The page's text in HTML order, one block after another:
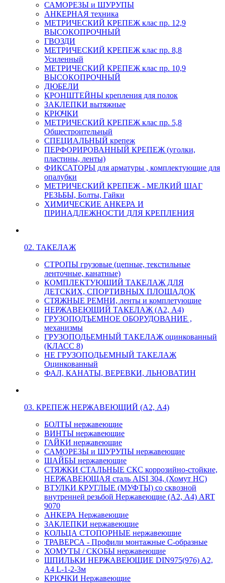
САМОРЕЗЫ и ШУРУПЫ
АНКЕРНАЯ техника
МЕТРИЧЕСКИЙ КРЕПЕЖ клас пр. 12,9
ВЫСОКОПРОЧНЫЙ
ГВОЗДИ
МЕТРИЧЕСКИЙ КРЕПЕЖ клас пр. 8,8
Усиленный
МЕТРИЧЕСКИЙ КРЕПЕЖ клас пр. 10,9
ВЫСОКОПРОЧНЫЙ
ДЮБЕЛИ
КРОНШТЕЙНЫ крепления для полок
ЗАКЛЕПКИ вытяжные
КРЮЧКИ
МЕТРИЧЕСКИЙ КРЕПЕЖ клас пр. 5,8
Общестроительный
СПЕЦИАЛЬНЫЙ крепеж
ПЕРФОРИРОВАННЫЙ КРЕПЕЖ (уголки,
пластины, ленты)
ФИКСАТОРЫ для арматуры , комплектующие для
опалубки
МЕТРИЧЕСКИЙ КРЕПЕЖ - МЕЛКИЙ ШАГ
РЕЗЬБЫ, Болты, Гайки
ХИМИЧЕСКИЕ АНКЕРА И
ПРИНАДЛЕЖНОСТИ ДЛЯ КРЕПЛЕНИЯ
02. ТАКЕЛАЖ
СТРОПЫ грузовые (цепные, текстильные
ленточные, канатные)
КОМПЛЕКТУЮЩИЙ ТАКЕЛАЖ ДЛЯ
ДЕТСКИХ, СПОРТИВНЫХ ПЛОЩАДОК
СТЯЖНЫЕ РЕМНИ, ленты и комплетующие
НЕРЖАВЕЮЩИЙ ТАКЕЛАЖ (А2, А4)
ГРУЗОПОДЪЕМНОЕ ОБОРУДОВАНИЕ ,
механизмы
ГРУЗОПОДЬЕМНЫЙ ТАКЕЛАЖ оцинкованный
(КЛАСС 8)
НЕ ГРУЗОПОДЬЕМНЫЙ ТАКЕЛАЖ
Оцинкованный
ФАЛ, КАНАТЫ, ВЕРЕВКИ, ЛЬНОВАТИН
03. КРЕПЕЖ НЕРЖАВЕЮЩИЙ (А2, А4)
БОЛТЫ нержавеющие
ВИНТЫ нержавеющие
ГАЙКИ нержавеющие
САМОРЕЗЫ и ШУРУПЫ нержавеющие
ШАЙБЫ нержавеющие
СТЯЖКИ СТАЛЬНЫЕ СКС коррозийно-стойкие,
НЕРЖАВЕЮЩАЯ сталь AISI 304, (Хомут НС)
ВТУЛКИ КРУГЛЫЕ (МУФТЫ) со сквозной
внутренней резьбой Нержавеющие (А2, А4) ART
9070
АНКЕРА Нержавеющие
ЗАКЛЕПКИ нержавеющие
КОЛЬЦА СТОПОРНЫЕ нержавеющие
ТРАВЕРСА - Профили монтажные С-образные
ХОМУТЫ / СКОБЫ нержавеющие
ШПИЛЬКИ НЕРЖАВЕЮЩИЕ DIN975(976) A2,
А4 L-1-2-3м
КРЮЧКИ Нержавеющие